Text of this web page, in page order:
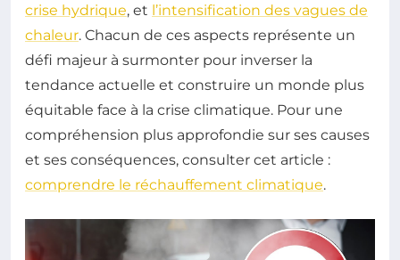
crise hydrique, et l’intensification des vagues de
chaleur. Chacun de ces aspects représente un
défi majeur à surmonter pour inverser la
tendance actuelle et construire un monde plus
équitable face à la crise climatique. Pour une
compréhension plus approfondie sur ses causes
et ses conséquences, consulter cet article :
comprendre le réchauffement climatique.